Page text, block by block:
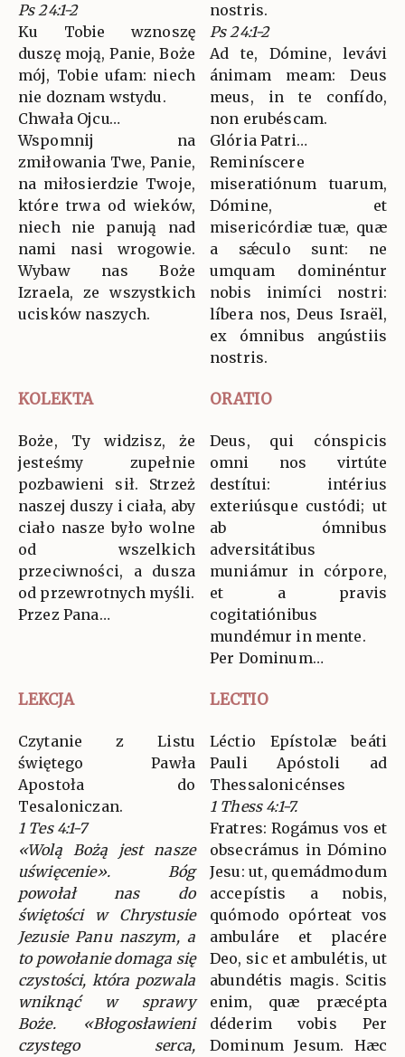
Ps 24:1-2
Ku Tobie wznoszę
duszę moją, Panie, Boże
mój, Tobie ufam: niech
nie doznam wstydu.
Chwała Ojcu…
Wspomnij na
zmiłowania Twe, Panie,
na miłosierdzie Twoje,
które trwa od wieków,
niech nie panują nad
nami nasi wrogowie.
Wybaw nas Boże
Izraela, ze wszystkich
ucisków naszych.
nostris.
Ps 24:1-2
Ad te, Dómine, levávi
ánimam meam: Deus
meus, in te confído,
non erubéscam.
Glória Patri…
Reminíscere
miseratiónum tuarum,
Dómine, et
misericórdiæ tuæ, quæ
a sǽculo sunt: ne
umquam dominéntur
nobis inimíci nostri:
líbera nos, Deus Israël,
ex ómnibus angústiis
nostris.
KOLEKTA ORATIO
Boże, Ty widzisz, że
jesteśmy zupełnie
pozbawieni sił. Strzeż
naszej duszy i ciała, aby
ciało nasze było wolne
od wszelkich
przeciwności, a dusza
od przewrotnych myśli.
Przez Pana…
Deus, qui cónspicis
omni nos virtúte
destítui: intérius
exteriúsque custódi; ut
ab ómnibus
adversitátibus
muniámur in córpore,
et a pravis
cogitatiónibus
mundémur in mente.
Per Dominum…
LEKCJA LECTIO
Czytanie z Listu
świętego Pawła
Apostoła do
Tesaloniczan.
1 Tes 4:1-7
«Wolą Bożą jest nasze
uświęcenie». Bóg
powołał nas do
świętości w Chrystusie
Jezusie Panu naszym, a
to powołanie domaga się
czystości, która pozwala
wniknąć w sprawy
Boże. «Błogosławieni
czystego serca,
Léctio Epístolæ beáti
Pauli Apóstoli ad
Thessalonicénses
1 Thess 4:1-7.
Fratres: Rogámus vos et
obsecrámus in Dómino
Jesu: ut, quemádmodum
accepístis a nobis,
quómodo opórteat vos
ambuláre et placére
Deo, sic et ambulétis, ut
abundétis magis. Scitis
enim, quæ præcépta
déderim vobis Per
Dominum Jesum. Hæc